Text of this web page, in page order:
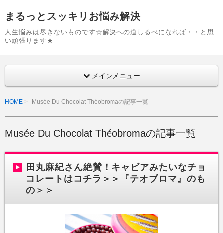
まるっとスッキリお悩み解決
人生悩みは尽きないものです☆解決への道しるべになれば・・と思
い頑張ります★
メインメニュー
HOME Musée Du Chocolat Théobromaの記事一覧
Musée Du Chocolat Théobromaの記事一覧
田丸麻紀さん絶賛！キャビアみたいなチョ
コレートはコチラ＞＞『テオブロマ』のも
の＞＞